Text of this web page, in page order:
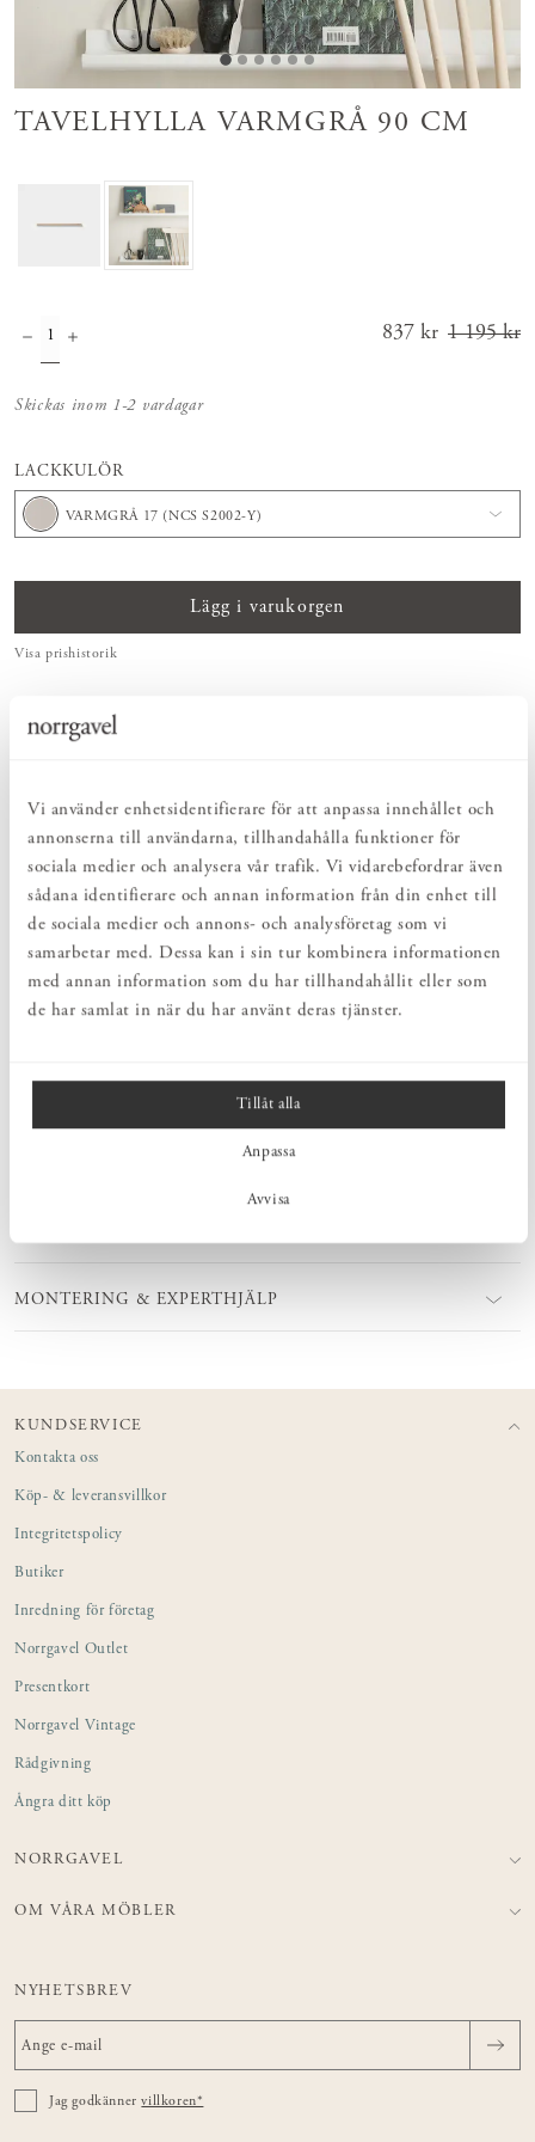
Vi använder enhetsidentifierare för att anpassa innehållet och
annonserna till användarna, tillhandahålla funktioner för
sociala medier och analysera vår trafik. Vi vidarebefordrar även
sådana identifierare och annan information från din enhet till
de sociala medier och annons- och analysföretag som vi
samarbetar med. Dessa kan i sin tur kombinera informationen
med annan information som du har tillhandahållit eller som
de har samlat in när du har använt deras tjänster.
Tillåt alla
Anpassa
Avvisa
TAVELHYLLA VARMGRÅ 90 CM
Nuvarande pris
837 kr 1 195 kr
Skickas inom 1-2 vardagar
LACKKULÖR
VARMGRÅ 17 (NCS S2002-Y)
Lägg i varukorgen
Visa prishistorik
ENKELT & UTSÖKT
Hos oss hittar du ett kurerat sortiment av inredning som gör vardagslivet
Bruksföremål och inredningsdetaljer som genomgående är tillverkade av
hållbara naturmaterial.
PRODUKTBESKRIVNING
På Tavelhylla finns plats för foton, målningar, inramade teckningar
eller vackra böcker. En yta som inbjuder till omväxling. Byt ordning
bland bilderna eller byt ut några foton – och vips har du fått till en
enkel förändring som gör stor skillnad i rummet. Tavelhyllan finns i
MONTERING & EXPERTHJÄLP
KUNDSERVICE
Kontakta oss
Köp- & leveransvillkor
Integritetspolicy
Butiker
Inredning för företag
Norrgavel Outlet
Presentkort
Norrgavel Vintage
Rådgivning
Ångra ditt köp
NORRGAVEL
OM VÅRA MÖBLER
NYHETSBREV
Jag godkännervillkoren*